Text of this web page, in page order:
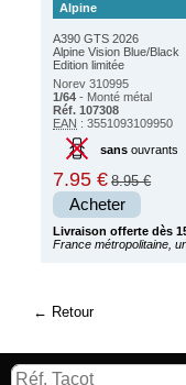
Alpine
A390 GTS 2026
Alpine Vision Blue/Black
Edition limitée
Norev 310995
1/64 - Monté métal
Réf. 107308
EAN : 3551093109950
sansouvrants
7.95 € 8.95 €
Acheter
Livraison offerte dès
France métropolitaine,
Retour